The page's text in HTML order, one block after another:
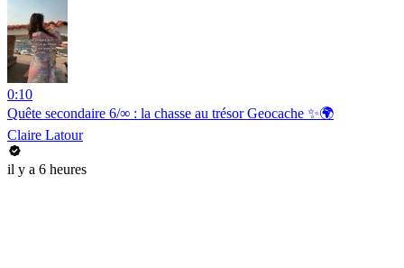
0:10
Quête secondaire 6/∞ : la chasse au trésor Geocache ✨🌍
Claire Latour
il y a 6 heures